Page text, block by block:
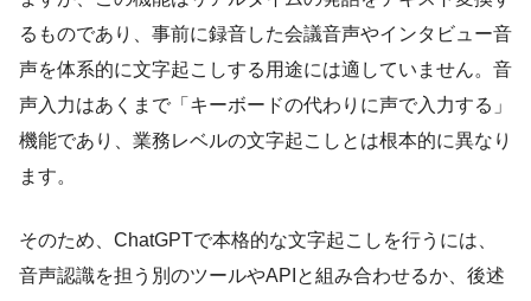
るものであり、事前に録音した会議音声やインタビュー音
声を体系的に文字起こしする用途には適していません。音
声入力はあくまで「キーボードの代わりに声で入力する」
機能であり、業務レベルの文字起こしとは根本的に異なり
ます。
そのため、ChatGPTで本格的な文字起こしを行うには、
音声認識を担う別のツールやAPIと組み合わせるか、後述